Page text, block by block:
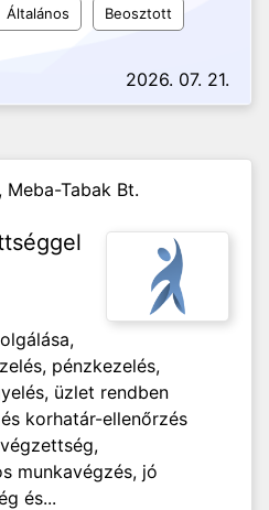
Általános Beosztott
2026. 07. 21.
Meba-Tabak Bt.
pénzkezelés,
üzlet rendben
korhatár-ellenőrzés
munkavégzés, jó
és...